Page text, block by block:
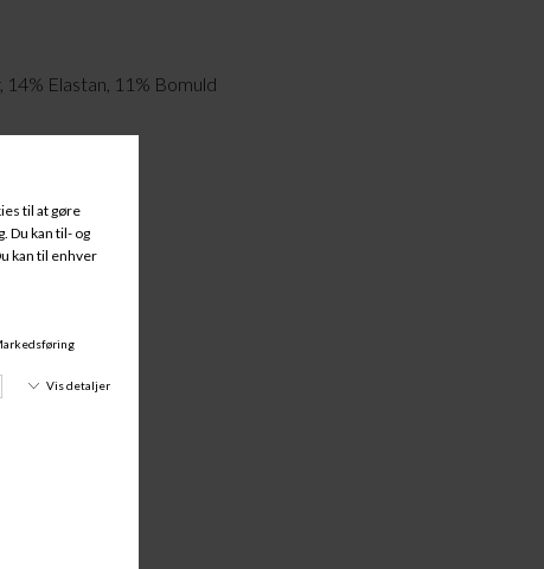
Elastan, 11% Bomuld